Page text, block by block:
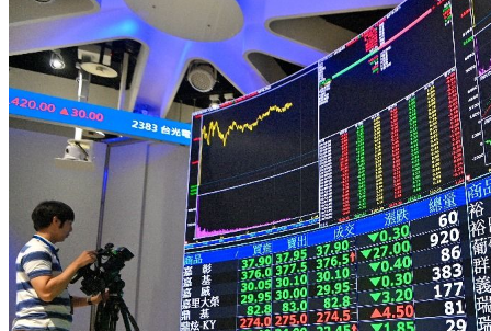
萬元住宿券下載食尚玩家APP！免費領取優惠券